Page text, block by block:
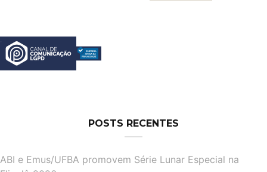
POSTS RECENTES
ABI e Emus/UFBA promovem Série Lunar Especial na